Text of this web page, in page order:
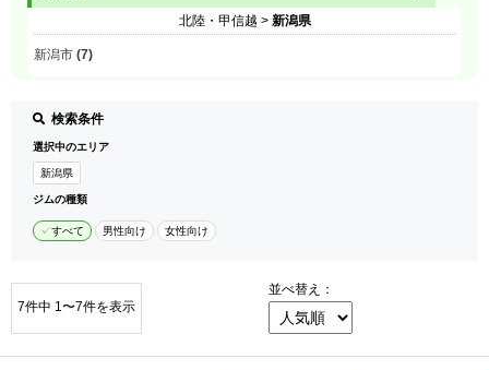
北陸・甲信越 > 新潟県
新潟市 (7)
検索条件
選択中のエリア
新潟県
ジムの種類
すべて 男性向け 女性向け
7件中 1〜7件を表示
並べ替え：